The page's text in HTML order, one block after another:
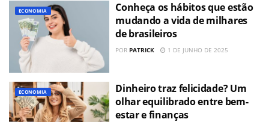
ECONOMIA
Conheça os hábitos que estão
mudando a vida de milhares
de brasileiros
POR PATRICK 1 DE JUNHO DE 2025
ECONOMIA
Dinheiro traz felicidade? Um
olhar equilibrado entre bem-
estar e finanças